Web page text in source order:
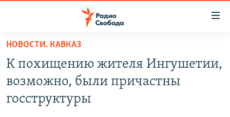
упрощенного
доступа
основному
НОВОСТИ. КАВКАЗ
К похищению жителя Ингушетии,
возможно, были причастны
госструктуры